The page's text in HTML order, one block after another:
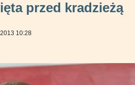
przed kradzieżą
10:28